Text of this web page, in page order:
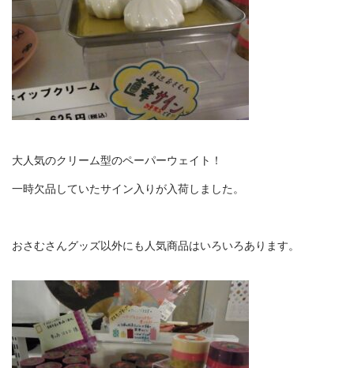
大人気のクリーム型のペーパーウェイト！
一時欠品していたサイン入りが入荷しました。
おさむさんグッズ以外にも人気商品はいろいろあります。